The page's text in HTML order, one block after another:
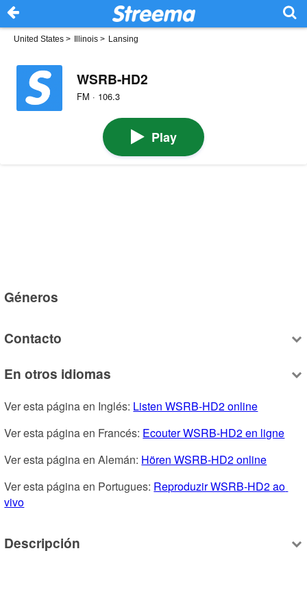
United States > Illinois > Lansing
WSRB-HD2
FM · 106.3
Play
Géneros
Contacto
En otros idiomas
Ver esta página en Inglés: Listen WSRB-HD2 online
Ver esta página en Francés: Ecouter WSRB-HD2 en ligne
Ver esta página en Alemán: Hören WSRB-HD2 online
Ver esta página en Portugues: Reproduzir WSRB-HD2 ao
vivo
Descripción